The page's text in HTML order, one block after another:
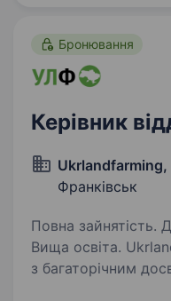
Бронювання
Керівник
Ukrlandfarming,
Франківськ
Повна зайнятість.
Вища освіта. Ukrlandfarming аграрний холдинг
з багаторічним